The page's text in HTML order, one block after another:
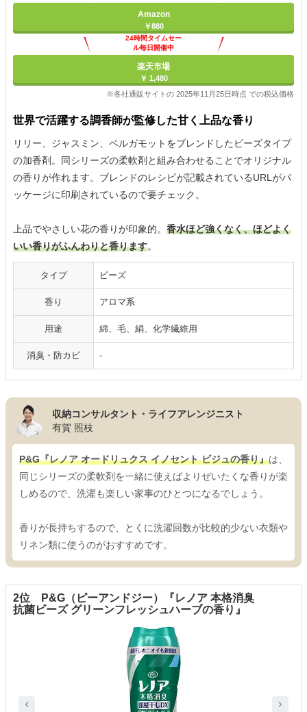
Amazon
￥880
24時間タイムセー
ル毎日開催中
楽天市場
￥ 1,480
※各社通販サイトの 2025年11月25日時点 での税込価格
世界で活躍する調香師が監修した甘く上品な香り
リリー、ジャスミン、ベルガモットをブレンドしたビーズタイプ
の加香剤。同シリーズの柔軟剤と組み合わせることでオリジナル
の香りが作れます。ブレンドのレシピが記載されているURLがパ
ッケージに印刷されているので要チェック。
上品でやさしい花の香りが印象的。 香水ほど強くなく、ほどよく
いい香りがふんわりと香ります。
タイプ ビーズ
香り アロマ系
用途 綿、毛、絹、化学繊維用
消臭・防カビ ‐
収納コンサルタント・ライフアレンジニスト
有賀 照枝
P&G『レノア オードリュクス イノセント ビジュの香り』は、
同じシリーズの柔軟剤を一緒に使えばよりぜいたくな香りが楽
しめるので、洗濯も楽しい家事のひとつになるでしょう。
香りが長持ちするので、とくに洗濯回数が比較的少ない衣類や
リネン類に使うのがおすすめです。
2位 P&G（ピーアンドジー）『レノア 本格消臭
抗菌ビーズ グリーンフレッシュハーブの香り』